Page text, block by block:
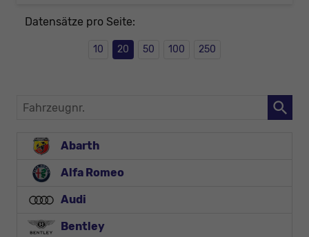
Datensätze pro Seite:
10 20 50 100 250
Fahrzeugnr.
Abarth
Alfa Romeo
Audi
Bentley